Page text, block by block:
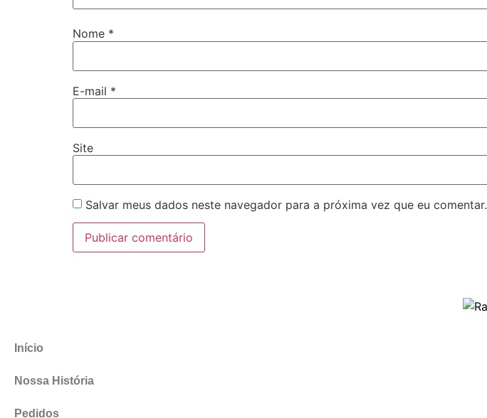
Nome *
E-mail *
Site
Salvar meus dados neste navegador para a próxima vez que eu comentar.
Início
Nossa História
Pedidos